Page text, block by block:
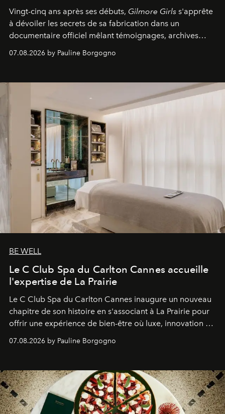
Vingt-cinq ans après ses débuts, Gilmore Girls s'apprête
à dévoiler les secrets de sa fabrication dans un
documentaire officiel mêlant témoignages, archives
inédites et plongée dans les coulisses d'un phénomène
générationnel.
07.08.2026 by Pauline Borgogno
BE WELL
Le C Club Spa du Carlton Cannes accueille
l'expertise de La Prairie
Le C Club Spa du Carlton Cannes inaugure un nouveau
chapitre de son histoire en s'associant à La Prairie pour
offrir une expérience de bien-être où luxe, innovation et
expertise se rencontrent.
07.08.2026 by Pauline Borgogno